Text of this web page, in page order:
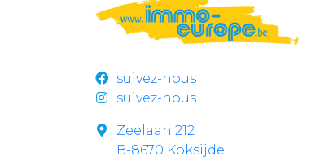
suivez-nous
suivez-nous
Zeelaan 212
B-8670 Koksijde